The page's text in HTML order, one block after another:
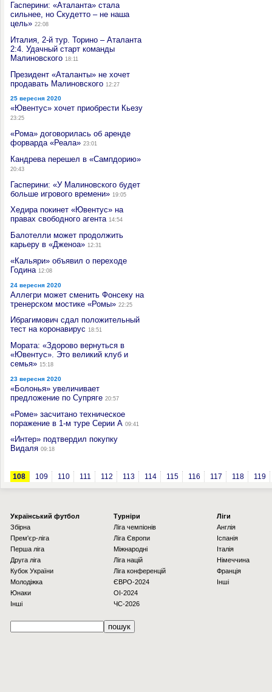
Гасперини: «Аталанта» стала
сильнее, но Скудетто – не наша
цель» 22:08
Италия, 2-й тур. Торино – Аталанта
2:4. Удачный старт команды
Малиновского 18:11
Президент «Аталанты» не хочет
продавать Малиновского 12:27
25 вересня 2020
«Ювентус» хочет приобрести Кьезу
23:25
«Рома» договорилась об аренде
форварда «Реала» 23:01
Кандрева перешел в «Сампдорию»
20:43
Гасперини: «У Малиновского будет
больше игрового времени» 19:05
Хедира покинет «Ювентус» на
правах свободного агента 14:54
Балотелли может продолжить
карьеру в «Дженоа» 12:31
«Кальяри» объявил о переходе
Година 12:08
24 вересня 2020
Аллегри может сменить Фонсеку на
тренерском мостике «Ромы» 22:25
Ибрагимович сдал положительный
тест на коронавирус 18:51
Мората: «Здорово вернуться в
«Ювентус». Это великий клуб и
семья» 15:18
23 вересня 2020
«Болонья» увеличивает
предложение по Супряге 20:57
«Роме» засчитано техническое
поражение в 1-м туре Серии А 09:41
«Интер» подтвердил покупку
Видаля 09:18
108 109 110 111 112 113 114 115 116 117 118 119
Українcький футбол
Збірна
Прем'єр-ліга
Перша ліга
Друга ліга
Кубок України
Молодіжка
Юнаки
Інші
Турніри
Ліга чемпіонів
Ліга Європи
Міжнародні
Ліга націй
Ліга конференцій
ЄВРО-2024
OI-2024
ЧС-2026
Ліги
Англія
Іспанія
Італія
Німеччина
Франція
Інші